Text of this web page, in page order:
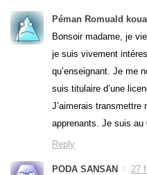
Péman Romuald
Bonsoir madame, je
je suis vivement
qu’enseignant. Je me
suis titulaire d’une
J’aimerais transmettre
apprenants. Je suis au
Reply
PODA SANSAN
27